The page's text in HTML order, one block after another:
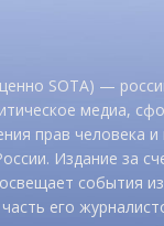
SOTA) —
медиа,
прав человека и
Издание за
события
его